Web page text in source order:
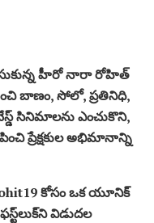
హీరో నారా రోహిత్
బాణం, సోలో, ప్రతినిధి,
సినిమాలను ఎంచుకొని,
ప్రేక్షకుల అభిమానాన్ని
కోసం ఒక యూనిక్
విడుదల